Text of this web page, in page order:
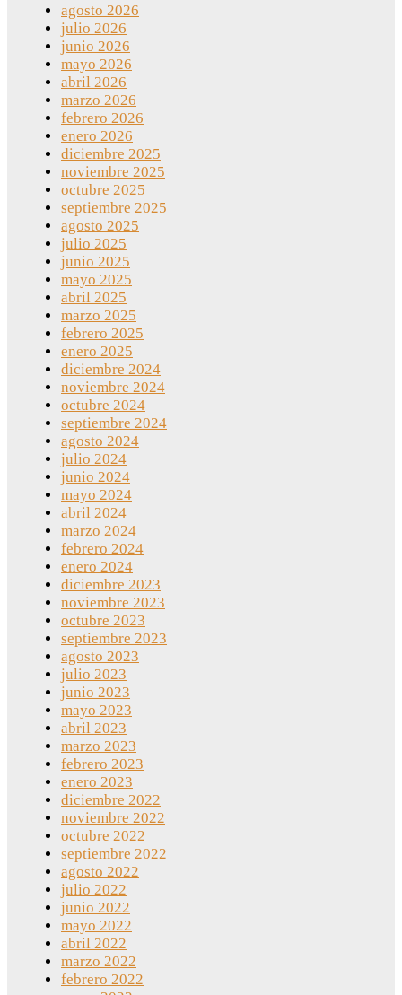
agosto 2026
julio 2026
junio 2026
mayo 2026
abril 2026
marzo 2026
febrero 2026
enero 2026
diciembre 2025
noviembre 2025
octubre 2025
septiembre 2025
agosto 2025
julio 2025
junio 2025
mayo 2025
abril 2025
marzo 2025
febrero 2025
enero 2025
diciembre 2024
noviembre 2024
octubre 2024
septiembre 2024
agosto 2024
julio 2024
junio 2024
mayo 2024
abril 2024
marzo 2024
febrero 2024
enero 2024
diciembre 2023
noviembre 2023
octubre 2023
septiembre 2023
agosto 2023
julio 2023
junio 2023
mayo 2023
abril 2023
marzo 2023
febrero 2023
enero 2023
diciembre 2022
noviembre 2022
octubre 2022
septiembre 2022
agosto 2022
julio 2022
junio 2022
mayo 2022
abril 2022
marzo 2022
febrero 2022